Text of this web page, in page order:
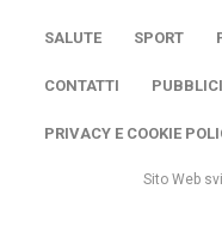
SALUTE SPORT
CONTATTI
PRIVACY E COOKIE
Sito Web